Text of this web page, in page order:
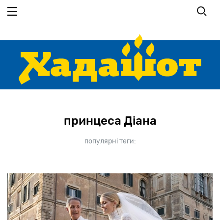
принцеса Діана
популярні теги: